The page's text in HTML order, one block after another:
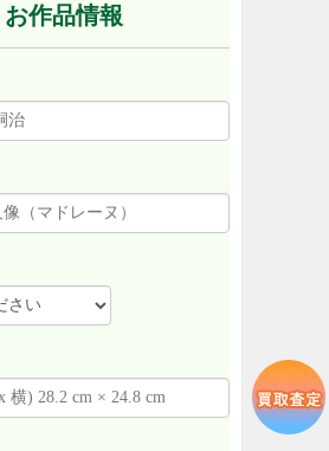
お作品情報